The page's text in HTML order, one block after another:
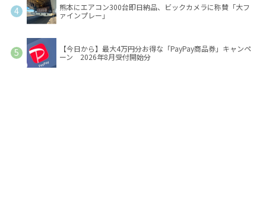
熊本にエアコン300台即日納品、ビックカメラに称賛「大フ
ァインプレー」
【今日から】最大4万円分お得な「PayPay商品券」キャンペ
ーン 2026年8月受付開始分